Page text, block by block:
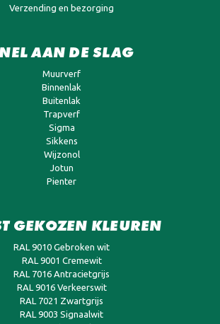
Verzending en bezorging
AAN DE SLAG
Muurverf
Binnenlak
Buitenlak
Trapverf
Sigma
Sikkens
Wijzonol
Jotun
Pienter
GEKOZEN KLEUREN
RAL 9010 Gebroken wit
RAL 9001 Cremewit
RAL 7016 Antracietgrijs
RAL 9016 Verkeerswit
RAL 7021 Zwartgrijs
RAL 9003 Signaalwit